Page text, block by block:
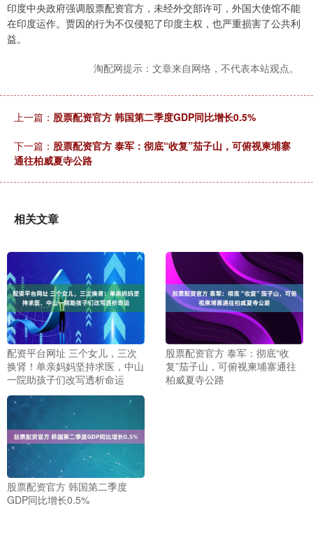
印度中央政府强调股票配资官方，未经外交部许可，外国大使馆不能
在印度运作。贾因的行为不仅侵犯了印度主权，也严重损害了公共利
益。
淘配网提示：文章来自网络，不代表本站观点。
上一篇： 股票配资官方 韩国第二季度GDP同比增长0.5%
下一篇： 股票配资官方 泰军：彻底“收复”茄子山，可俯视柬埔寨
通往柏威夏寺公路
相关文章
配资平台网址 三个女儿，三次
换肾！单亲妈妈坚持求医，中山
一院助孩子们改写透析命运
股票配资官方 泰军：彻底“收
复”茄子山，可俯视柬埔寨通往
柏威夏寺公路
股票配资官方 韩国第二季度
GDP同比增长0.5%